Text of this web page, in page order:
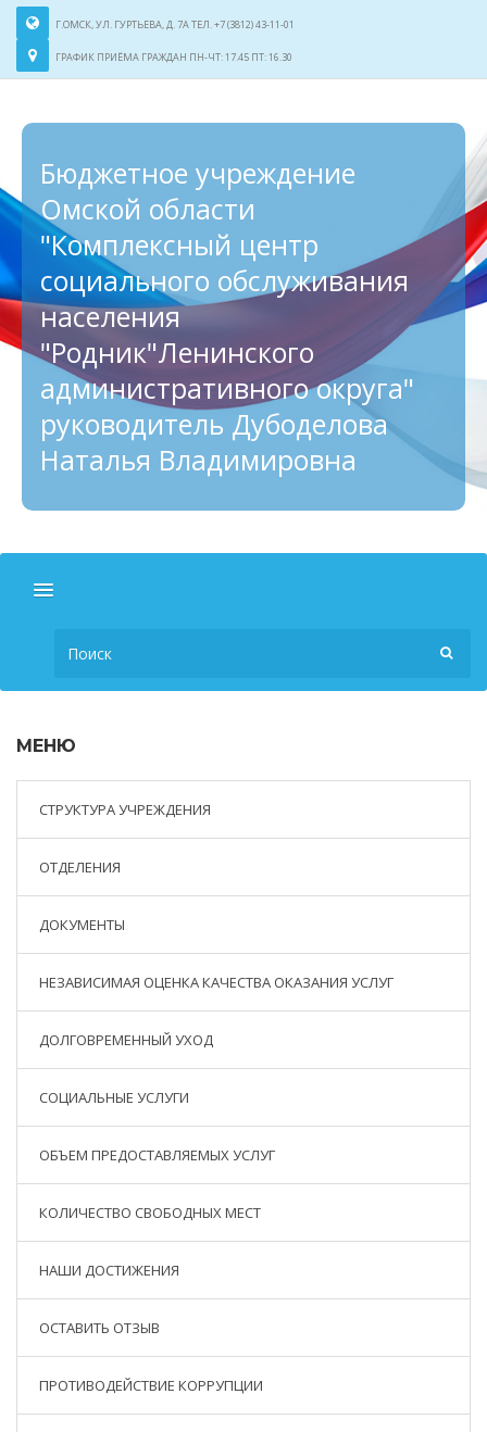
Г.ОМСК, УЛ. ГУРТЬЕВА, Д. 7А ТЕЛ. +7 (3812) 43-11-01
ГРАФИК ПРИЁМА ГРАЖДАН ПН-ЧТ: 17.45 ПТ: 16.30
Бюджетное учреждение
Омской области
"Комплексный центр
социального обслуживания
населения
"Родник"Ленинского
административного округа"
руководитель Дубоделова
Наталья Владимировна
МЕНЮ
СТРУКТУРА УЧРЕЖДЕНИЯ
ОТДЕЛЕНИЯ
ДОКУМЕНТЫ
НЕЗАВИСИМАЯ ОЦЕНКА КАЧЕСТВА ОКАЗАНИЯ УСЛУГ
ДОЛГОВРЕМЕННЫЙ УХОД
СОЦИАЛЬНЫЕ УСЛУГИ
ОБЪЕМ ПРЕДОСТАВЛЯЕМЫХ УСЛУГ
КОЛИЧЕСТВО СВОБОДНЫХ МЕСТ
НАШИ ДОСТИЖЕНИЯ
ОСТАВИТЬ ОТЗЫВ
ПРОТИВОДЕЙСТВИЕ КОРРУПЦИИ